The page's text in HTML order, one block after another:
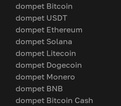
dompet Bitcoin
dompet USDT
dompet Ethereum
dompet Solana
dompet Litecoin
dompet Dogecoin
dompet Monero
dompet BNB
dompet Bitcoin Cash